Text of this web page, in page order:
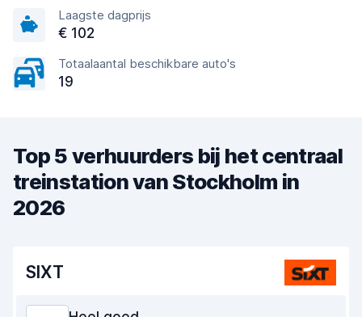
Laagste dagprijs
€ 102
Totaalaantal beschikbare auto's
19
Top 5 verhuurders bij het centraal
treinstation van Stockholm in
2026
SIXT